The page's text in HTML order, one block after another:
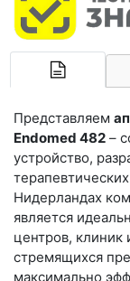
Представляем
Endomed 482 –
устройство,
Нидерландах
является
центров,
стремящихся
максимально